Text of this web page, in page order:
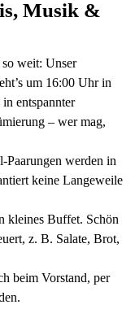
Musik &
so weit: Unser
um 16:00 Uhr in
entspannter
– wer mag,
Paarungen werden in
keine Langeweile
kleines Buffet. Schön
z. B. Salate, Brot,
beim Vorstand, per